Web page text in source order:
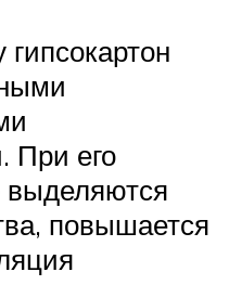
гипсокартон
При его
выделяются
повышается